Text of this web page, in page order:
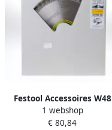
Festool Accessoires W48
ZAAGBLAD | 225X2 6X30 |
488289
1 webshop
€ 80,84